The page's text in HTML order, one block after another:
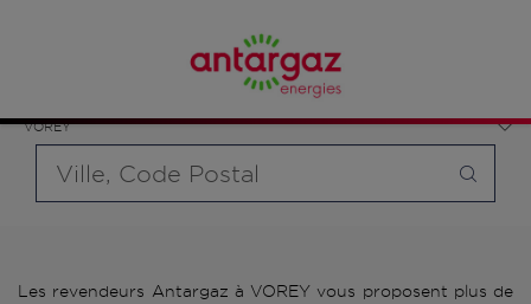
VOREY
bouteille souhaité et le type de point de vente (revendeur /
distributeur automatique de bouteilles de gaz ou station GPL
carburant)
Les revendeurs Antargaz à VOREY vous proposent plus de